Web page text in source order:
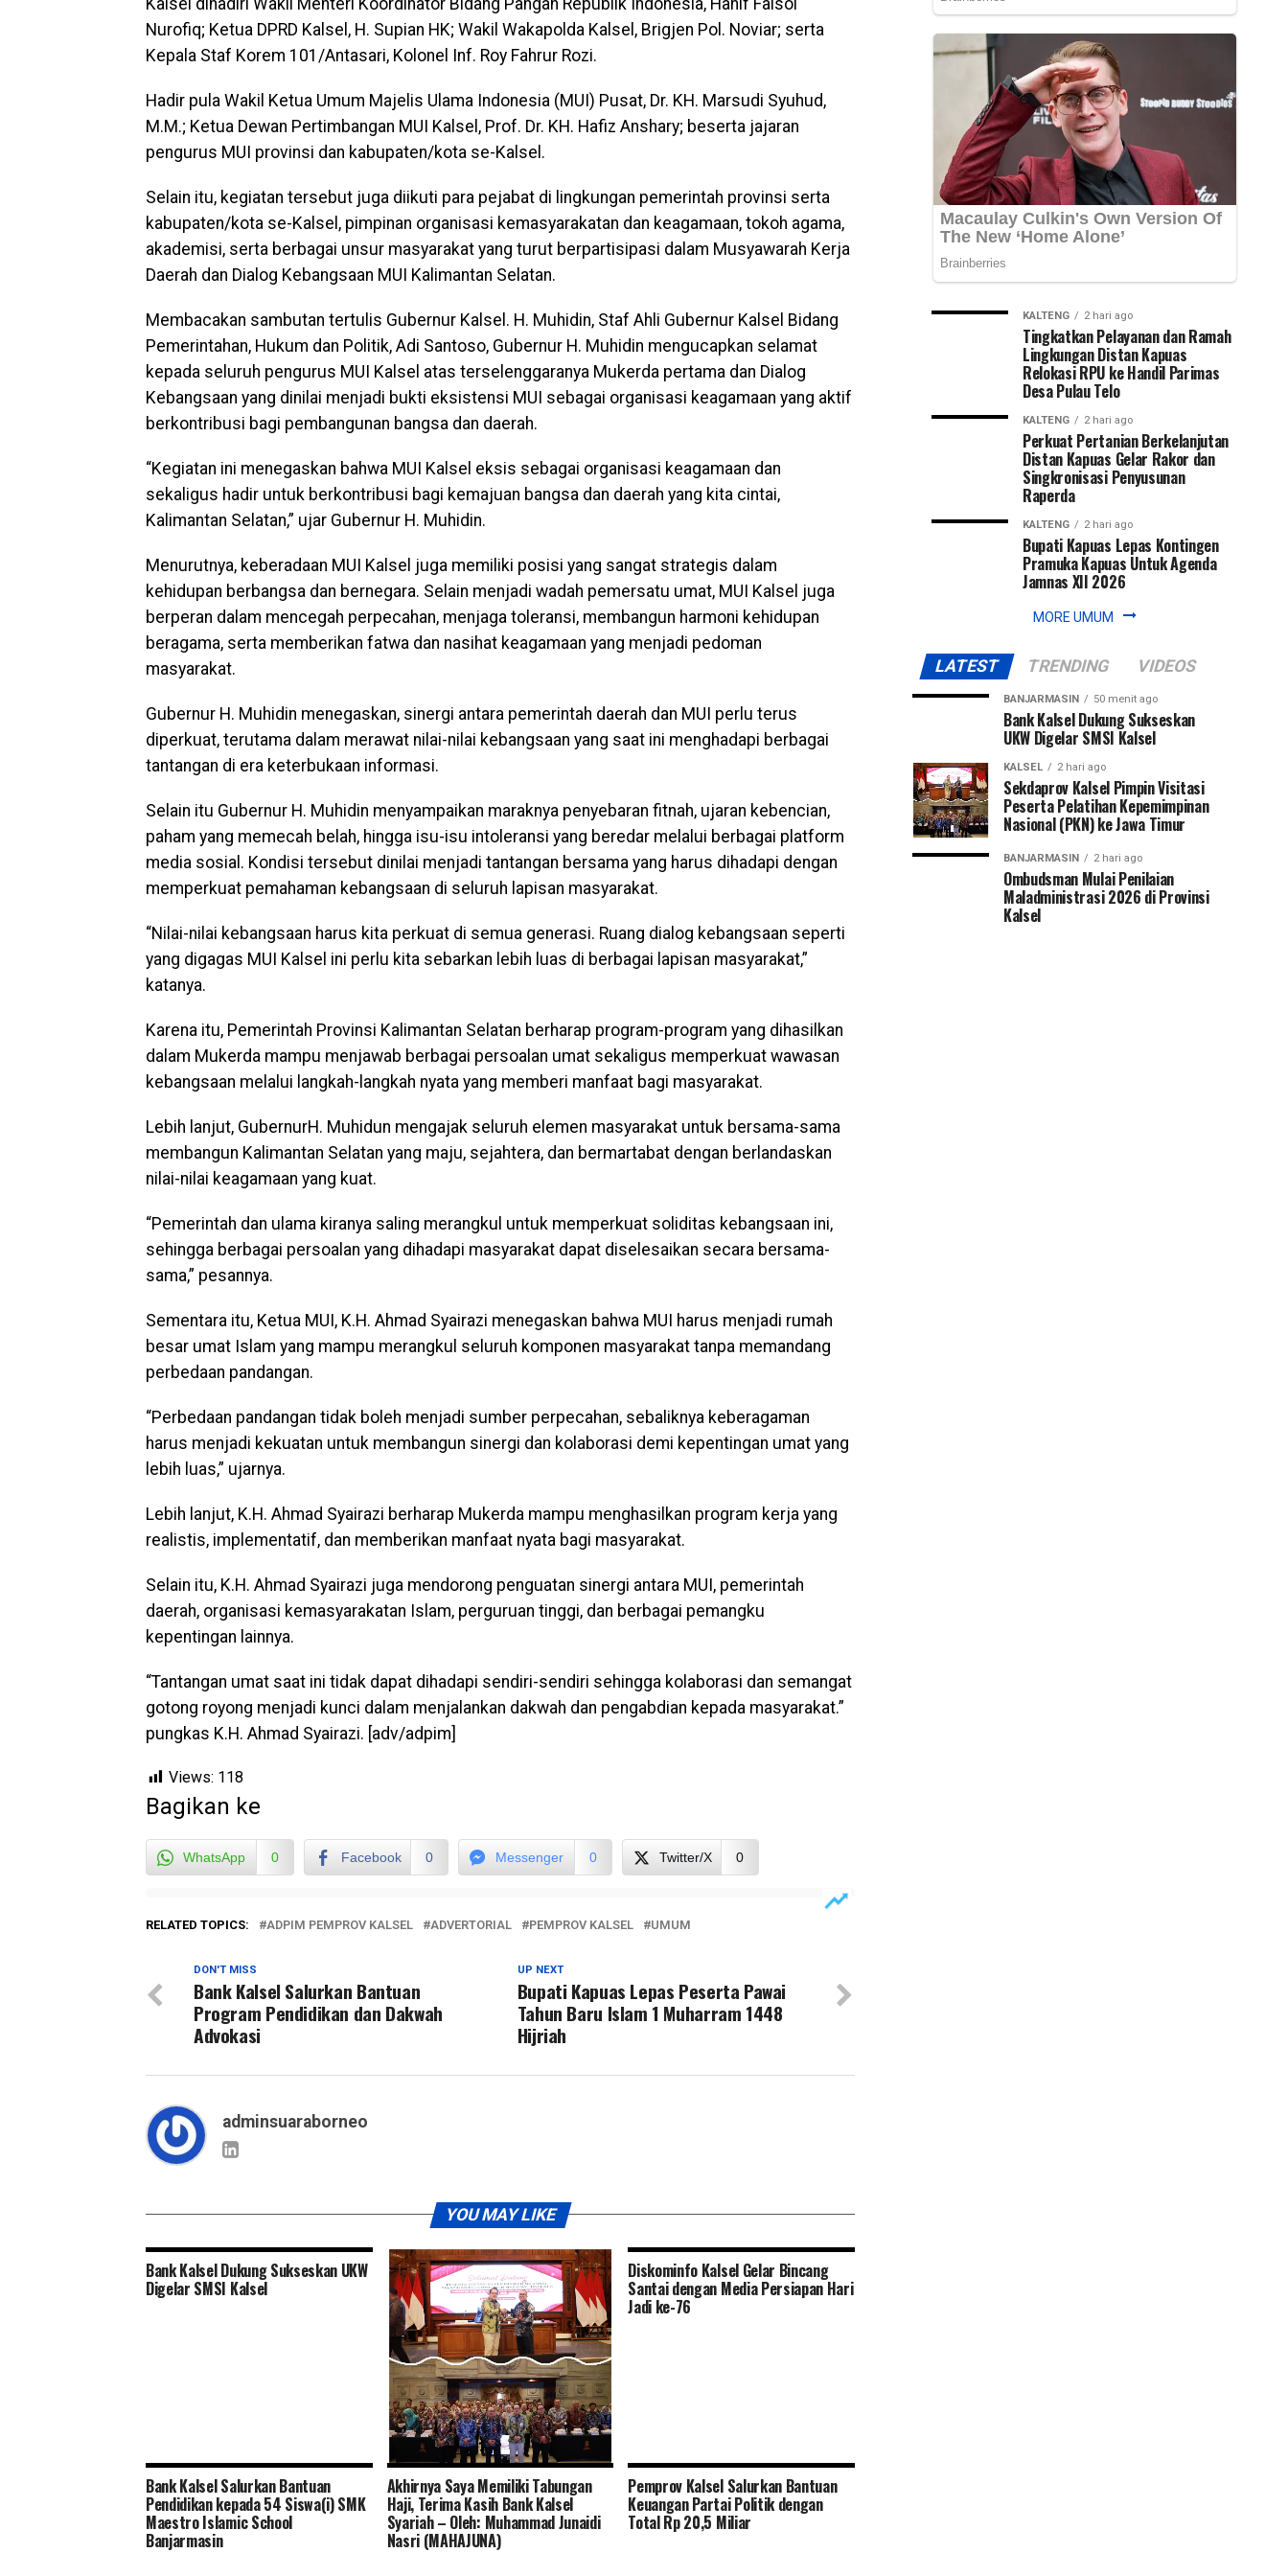
Nurofiq; Ketua DPRD Kalsel, H. Supian HK; Wakil Wakapolda Kalsel, Brigjen Pol. Noviar; serta
Kepala Staf Korem 101/Antasari, Kolonel Inf. Roy Fahrur Rozi.
Hadir pula Wakil Ketua Umum Majelis Ulama Indonesia (MUI) Pusat, Dr. KH. Marsudi Syuhud,
M.M.; Ketua Dewan Pertimbangan MUI Kalsel, Prof. Dr. KH. Hafiz Anshary; beserta jajaran
pengurus MUI provinsi dan kabupaten/kota se-Kalsel.
Selain itu, kegiatan tersebut juga diikuti para pejabat di lingkungan pemerintah provinsi serta
kabupaten/kota se-Kalsel, pimpinan organisasi kemasyarakatan dan keagamaan, tokoh agama,
akademisi, serta berbagai unsur masyarakat yang turut berpartisipasi dalam Musyawarah Kerja
Daerah dan Dialog Kebangsaan MUI Kalimantan Selatan.
Membacakan sambutan tertulis Gubernur Kalsel. H. Muhidin, Staf Ahli Gubernur Kalsel Bidang
Pemerintahan, Hukum dan Politik, Adi Santoso, Gubernur H. Muhidin mengucapkan selamat
kepada seluruh pengurus MUI Kalsel atas terselenggaranya Mukerda pertama dan Dialog
Kebangsaan yang dinilai menjadi bukti eksistensi MUI sebagai organisasi keagamaan yang aktif
berkontribusi bagi pembangunan bangsa dan daerah.
“Kegiatan ini menegaskan bahwa MUI Kalsel eksis sebagai organisasi keagamaan dan
sekaligus hadir untuk berkontribusi bagi kemajuan bangsa dan daerah yang kita cintai,
Kalimantan Selatan,” ujar Gubernur H. Muhidin.
Menurutnya, keberadaan MUI Kalsel juga memiliki posisi yang sangat strategis dalam
kehidupan berbangsa dan bernegara. Selain menjadi wadah pemersatu umat, MUI Kalsel juga
berperan dalam mencegah perpecahan, menjaga toleransi, membangun harmoni kehidupan
beragama, serta memberikan fatwa dan nasihat keagamaan yang menjadi pedoman
masyarakat.
Gubernur H. Muhidin menegaskan, sinergi antara pemerintah daerah dan MUI perlu terus
diperkuat, terutama dalam merawat nilai-nilai kebangsaan yang saat ini menghadapi berbagai
tantangan di era keterbukaan informasi.
Selain itu Gubernur H. Muhidin menyampaikan maraknya penyebaran fitnah, ujaran kebencian,
paham yang memecah belah, hingga isu-isu intoleransi yang beredar melalui berbagai platform
media sosial. Kondisi tersebut dinilai menjadi tantangan bersama yang harus dihadapi dengan
memperkuat pemahaman kebangsaan di seluruh lapisan masyarakat.
“Nilai-nilai kebangsaan harus kita perkuat di semua generasi. Ruang dialog kebangsaan seperti
yang digagas MUI Kalsel ini perlu kita sebarkan lebih luas di berbagai lapisan masyarakat,”
katanya.
Karena itu, Pemerintah Provinsi Kalimantan Selatan berharap program-program yang dihasilkan
dalam Mukerda mampu menjawab berbagai persoalan umat sekaligus memperkuat wawasan
kebangsaan melalui langkah-langkah nyata yang memberi manfaat bagi masyarakat.
Lebih lanjut, GubernurH. Muhidun mengajak seluruh elemen masyarakat untuk bersama-sama
membangun Kalimantan Selatan yang maju, sejahtera, dan bermartabat dengan berlandaskan
nilai-nilai keagamaan yang kuat.
“Pemerintah dan ulama kiranya saling merangkul untuk memperkuat soliditas kebangsaan ini,
sehingga berbagai persoalan yang dihadapi masyarakat dapat diselesaikan secara bersama-
sama,” pesannya.
Sementara itu, Ketua MUI, K.H. Ahmad Syairazi menegaskan bahwa MUI harus menjadi rumah
besar umat Islam yang mampu merangkul seluruh komponen masyarakat tanpa memandang
perbedaan pandangan.
“Perbedaan pandangan tidak boleh menjadi sumber perpecahan, sebaliknya keberagaman
harus menjadi kekuatan untuk membangun sinergi dan kolaborasi demi kepentingan umat yang
lebih luas,” ujarnya.
Lebih lanjut, K.H. Ahmad Syairazi berharap Mukerda mampu menghasilkan program kerja yang
realistis, implementatif, dan memberikan manfaat nyata bagi masyarakat.
Selain itu, K.H. Ahmad Syairazi juga mendorong penguatan sinergi antara MUI, pemerintah
daerah, organisasi kemasyarakatan Islam, perguruan tinggi, dan berbagai pemangku
kepentingan lainnya.
“Tantangan umat saat ini tidak dapat dihadapi sendiri-sendiri sehingga kolaborasi dan semangat
gotong royong menjadi kunci dalam menjalankan dakwah dan pengabdian kepada masyarakat.”
pungkas K.H. Ahmad Syairazi. [adv/adpim]
Views: 118
Bagikan ke
WhatsApp 0 Facebook 0 Messenger 0 Twitter/X 0
RELATED TOPICS: ADPIM PEMPROV KALSEL ADVERTORIAL PEMPROV KALSEL UMUM
UP NEXT
Bupati Kapuas Lepas Peserta Pawai
Tahun Baru Islam 1 Muharram 1448
Hijriah
DON'T MISS
Bank Kalsel Salurkan Bantuan
Program Pendidikan dan Dakwah
Advokasi
adminsuaraborneo
YOU MAY LIKE
Bank Kalsel Dukung Sukseskan UKW
Digelar SMSI Kalsel
Sekdaprov Kalsel Pimpin Visitasi
Peserta Pelatihan Kepemimpinan
Nasional (PKN) ke Jawa Timur
Diskominfo Kalsel Gelar Bincang
Santai dengan Media Persiapan Hari
Jadi ke-76
Bank Kalsel Salurkan Bantuan
Pendidikan kepada 54 Siswa(i) SMK
Maestro Islamic School
Banjarmasin
Akhirnya Saya Memiliki Tabungan
Haji, Terima Kasih Bank Kalsel
Syariah – Oleh: Muhammad Junaidi
Nasri (MAHAJUNA)
Pemprov Kalsel Salurkan Bantuan
Keuangan Partai Politik dengan
Total Rp 20,5 Miliar
Kepemimpinan
Nasional
(PKN)
ke
Jawa
Timur
Provinsi
Kalsel,
Muhammad
Syarifuddin
mendampingi
peserta
Pelatihan
Kepemimpinan...
KALTENG 2 hari ago
Tingkatkan Pelayanan dan Ramah
Lingkungan Distan Kapuas
Relokasi RPU ke Handil Parimas
Desa Pulau Telo
KALTENG 2 hari ago
Perkuat Pertanian Berkelanjutan
Distan Kapuas Gelar Rakor dan
Singkronisasi Penyusunan
Raperda
KALTENG 2 hari ago
Bupati Kapuas Lepas Kontingen
Pramuka Kapuas Untuk Agenda
Jamnas XII 2026
MORE UMUM
LATEST TRENDING VIDEOS
BANJARMASIN 50 menit ago
Bank Kalsel Dukung Sukseskan
UKW Digelar SMSI Kalsel
KALSEL 2 hari ago
Sekdaprov Kalsel Pimpin Visitasi
Peserta Pelatihan Kepemimpinan
Nasional (PKN) ke Jawa Timur
BANJARMASIN 2 hari ago
Ombudsman Mulai Penilaian
Maladministrasi 2026 di Provinsi
Kalsel